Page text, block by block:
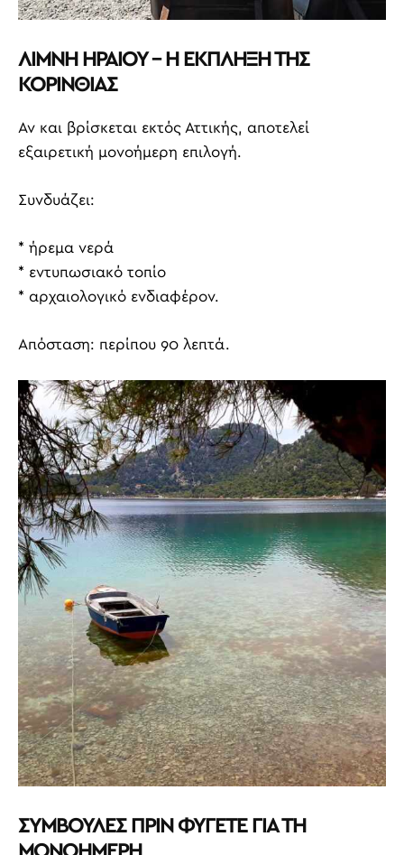
ΛΙΜΝΗ ΗΡΑΙΟΥ – Η ΕΚΠΛΗΞΗ ΤΗΣ
ΚΟΡΙΝΘΙΑΣ
Αν και βρίσκεται εκτός Αττικής, αποτελεί
εξαιρετική μονοήμερη επιλογή.
Συνδυάζει:
* ήρεμα νερά
* εντυπωσιακό τοπίο
* αρχαιολογικό ενδιαφέρον.
Απόσταση: περίπου 90 λεπτά.
ΣΥΜΒΟΥΛΕΣ ΠΡΙΝ ΦΥΓΕΤΕ ΓΙΑ ΤΗ